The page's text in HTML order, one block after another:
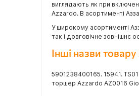
виглядають як при
Azzardo. В асортименті
У широкому асортименті
так і довговічне зовнішнє
Інші назви
5901238400165. 15941.
торшер Azzardo AZ0016